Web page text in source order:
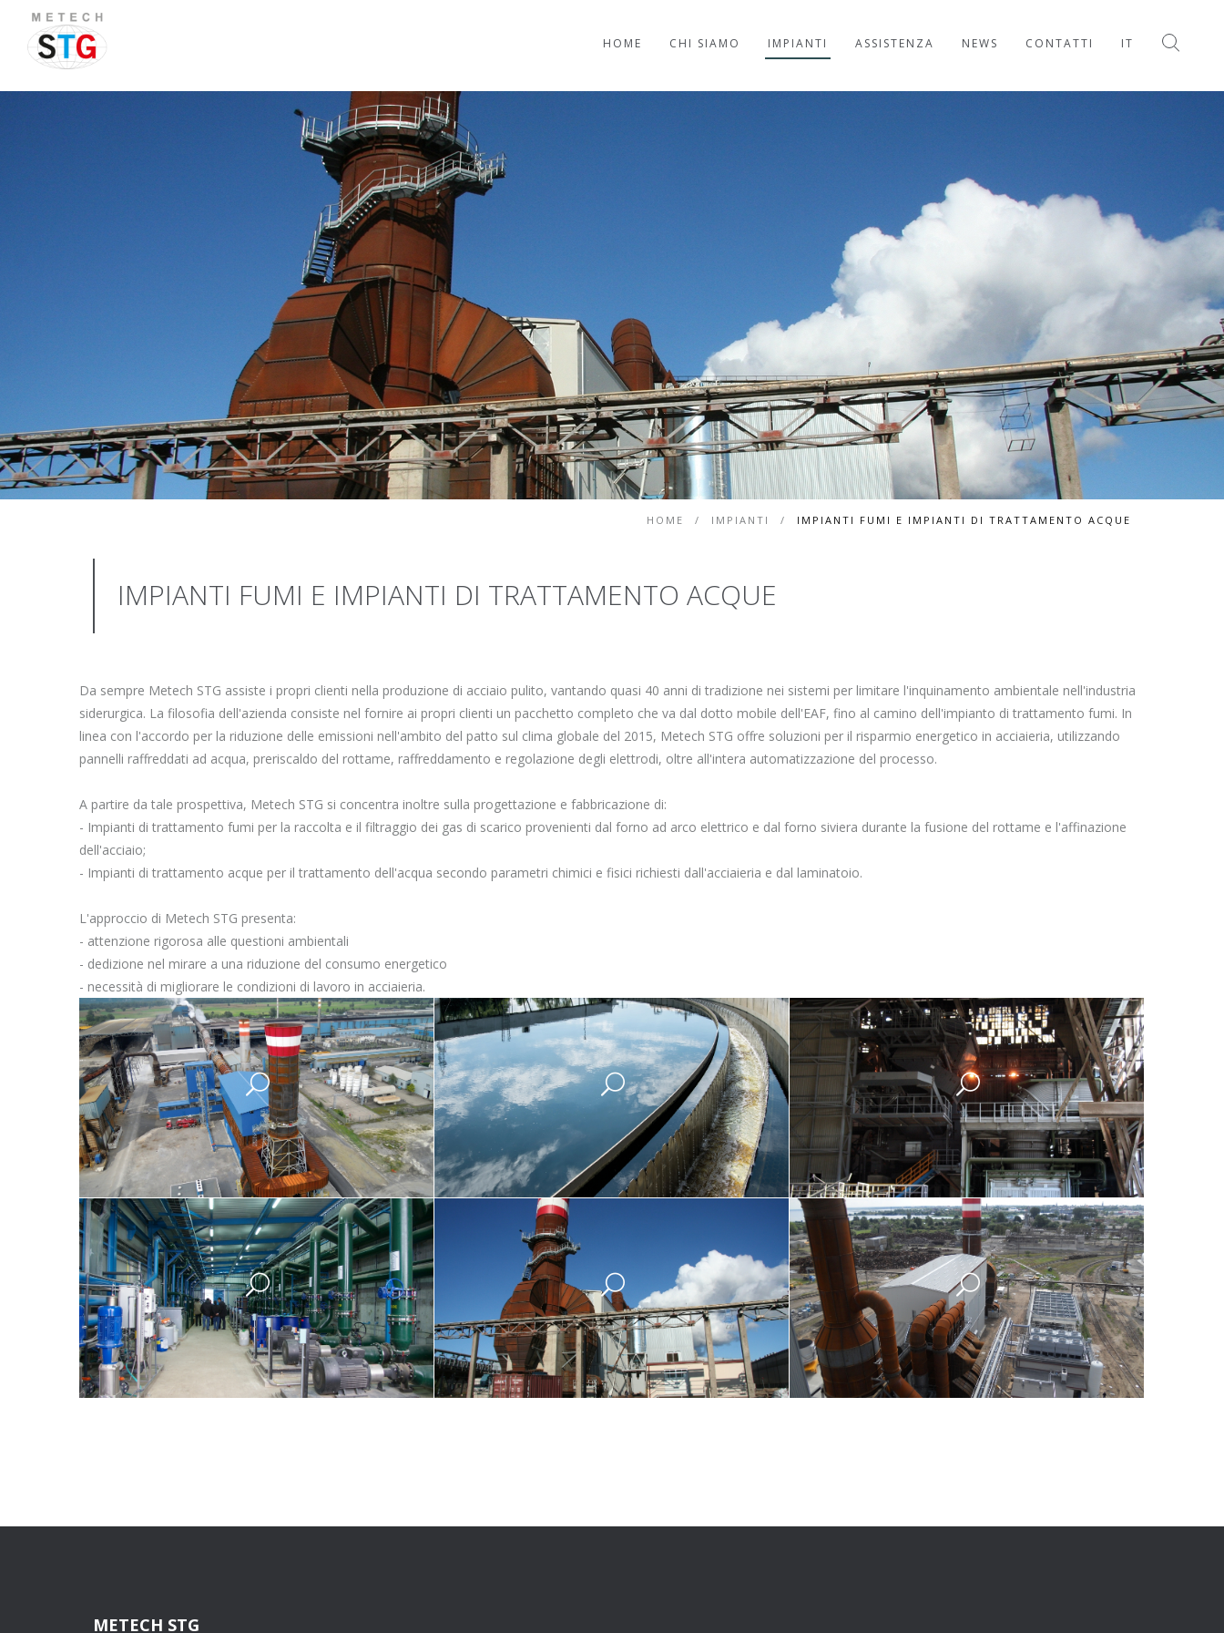
HOME CHI SIAMO IMPIANTI ASSISTENZA NEWS CONTATTI IT
HOME / IMPIANTI / IMPIANTI FUMI E IMPIANTI DI TRATTAMENTO ACQUE
IMPIANTI FUMI E IMPIANTI DI TRATTAMENTO ACQUE
Da sempre Metech STG assiste i propri clienti nella produzione di acciaio pulito, vantando quasi 40 anni di tradizione nei sistemi per limitare l'inquinamento ambientale nell'industria
siderurgica. La filosofia dell'azienda consiste nel fornire ai propri clienti un pacchetto completo che va dal dotto mobile dell'EAF, fino al camino dell'impianto di trattamento fumi. In
linea con l'accordo per la riduzione delle emissioni nell'ambito del patto sul clima globale del 2015, Metech STG offre soluzioni per il risparmio energetico in acciaieria, utilizzando
pannelli raffreddati ad acqua, preriscaldo del rottame, raffreddamento e regolazione degli elettrodi, oltre all'intera automatizzazione del processo.
A partire da tale prospettiva, Metech STG si concentra inoltre sulla progettazione e fabbricazione di:
- Impianti di trattamento fumi per la raccolta e il filtraggio dei gas di scarico provenienti dal forno ad arco elettrico e dal forno siviera durante la fusione del rottame e l'affinazione
dell'acciaio;
- Impianti di trattamento acque per il trattamento dell'acqua secondo parametri chimici e fisici richiesti dall'acciaieria e dal laminatoio.
L'approccio di Metech STG presenta:
- attenzione rigorosa alle questioni ambientali
- dedizione nel mirare a una riduzione del consumo energetico
- necessità di migliorare le condizioni di lavoro in acciaieria.
METECH STG